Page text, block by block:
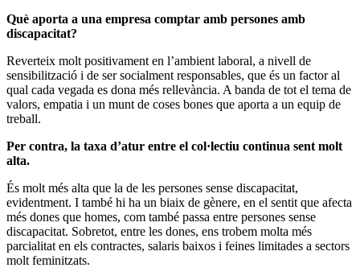
Què aporta a una empresa comptar amb persones amb
discapacitat?
Reverteix molt positivament en l’ambient laboral, a nivell de
sensibilització i de ser socialment responsables, que és un factor al
qual cada vegada es dona més rellevància. A banda de tot el tema de
valors, empatia i un munt de coses bones que aporta a un equip de
treball.
Per contra, la taxa d’atur entre el col·lectiu continua sent molt
alta.
És molt més alta que la de les persones sense discapacitat,
evidentment. I també hi ha un biaix de gènere, en el sentit que afecta
més dones que homes, com també passa entre persones sense
discapacitat. Sobretot, entre les dones, ens trobem molta més
parcialitat en els contractes, salaris baixos i feines limitades a sectors
molt feminitzats.